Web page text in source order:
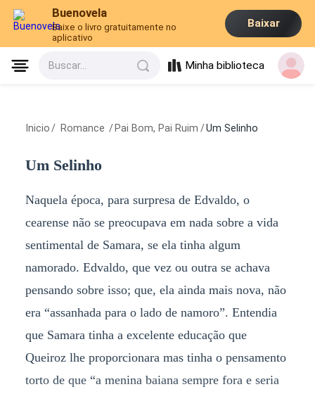
Buenovela
Baixe o livro gratuitamente no
aplicativo
Baixar
Buscar... Minha biblioteca
Inicio / Romance / Pai Bom, Pai Ruim /Um Selinho
Um Selinho
Naquela época, para surpresa de Edvaldo, o
cearense não se preocupava em nada sobre a vida
sentimental de Samara, se ela tinha algum
namorado. Edvaldo, que vez ou outra se achava
pensando sobre isso; que, ela ainda mais nova, não
era “assanhada para o lado de namoro”. Entendia
que Samara tinha a excelente educação que
Queiroz lhe proporcionara mas tinha o pensamento
torto de que “a menina baiana sempre fora e seria